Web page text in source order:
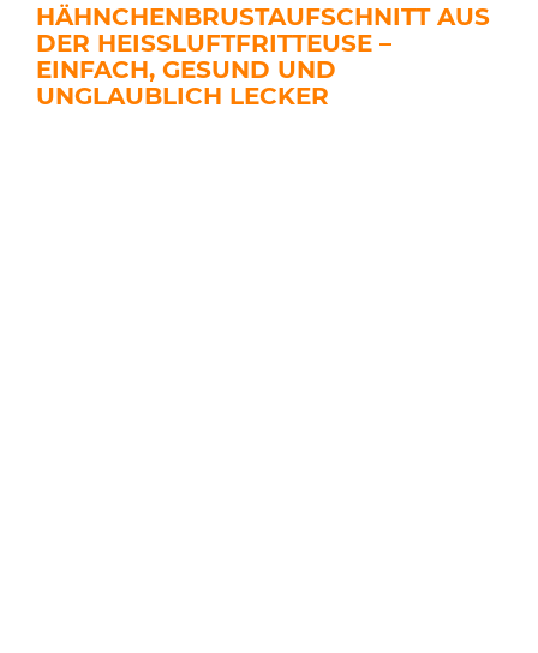
HÄHNCHENBRUSTAUFSCHNITT AUS
DER HEISSLUFTFRITTEUSE – E
INFACH, GESUND UND U
NGLAUBLICH LECKER